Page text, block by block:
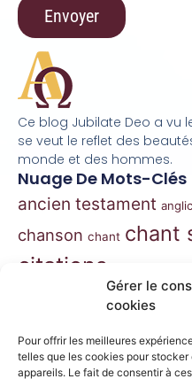
Gérer le
cookies
Pour offrir les meilleures
telles que les cookies pour
appareils. Le fait de consentir à
Ce blog Jubilate Deo a vu
se veut le reflet des
monde et des hommes.
Nuage De Mots-Clés
ancien testament
chanson chant chant
citations
gospel
jésus liturgie liturgie
morceaux